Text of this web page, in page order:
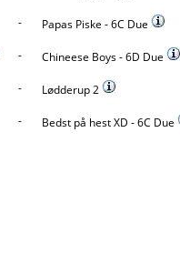
- Papas Piske - 6C Due
- Chineese Boys - 6D Due
- Lødderup 2
- Bedst på hest XD - 6C Due